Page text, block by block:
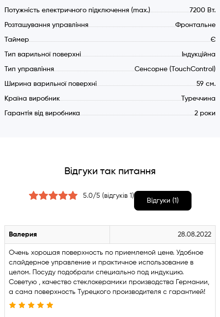
Обмежувач часу роботи
Потужність та розмір конфорок:
Далека права: 1500 – 2000 вт. /160 мм.
Близька права: 2000 – 3000 вт. /210 мм.
Потужність електричного підключення (max.) 7200 Вт.
Розташування управління Фронтальне
Таймер Є
Тип варильної поверхні Індукційна
Тип управління Сенсорне (TouchControl)
Ширина варильної поверхні 59 см.
Країна виробник Туреччина
Гарантія від виробника 2 роки
Відгуки так питання
5.0/5 (відгуків 1)
Відгуки (1)
Валерия 28.08.2022
Очень хорошая поверхность по приемлемой цене. Удобное
слайдерное управление и практичное использование в
целом. Посуду подобрали специально под индукцию.
Советую , качество стеклокерамики производства Германии,
а сама поверхность Турецкого производителя с гарантией!